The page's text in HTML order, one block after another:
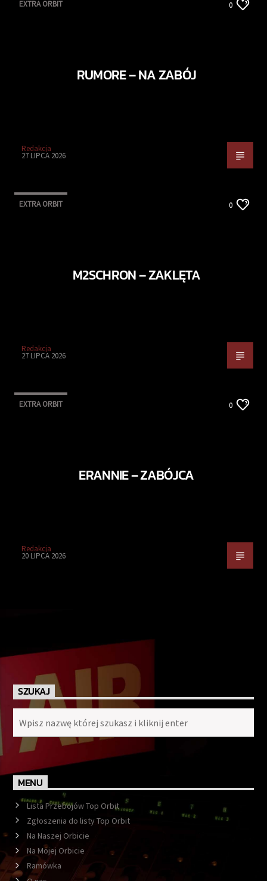
EXTRA ORBIT 0
RUMORE – NA ZABÓJ
Redakcja
27 LIPCA 2026
EXTRA ORBIT 0
M2SCHRON – ZAKLĘTA
Redakcja
27 LIPCA 2026
EXTRA ORBIT 0
ERANNIE – ZABÓJCA
Redakcja
20 LIPCA 2026
SZUKAJ
MENU
Lista Przebojów Top Orbit
Zgłoszenia do listy Top Orbit
Na Naszej Orbicie
Na Mojej Orbicie
Ramówka